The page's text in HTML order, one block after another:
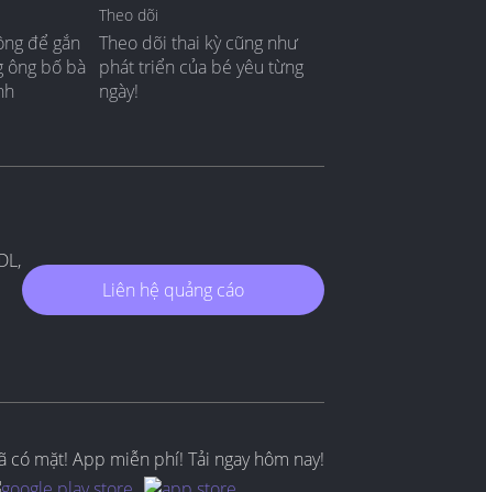
để gắn
ông bố bà
Theo dõi
Theo dõi thai kỳ cũng như
phát triển của bé yêu từng
ngày!
Liên hệ quảng cáo
có mặt! App miễn phí! Tải ngay hôm nay!